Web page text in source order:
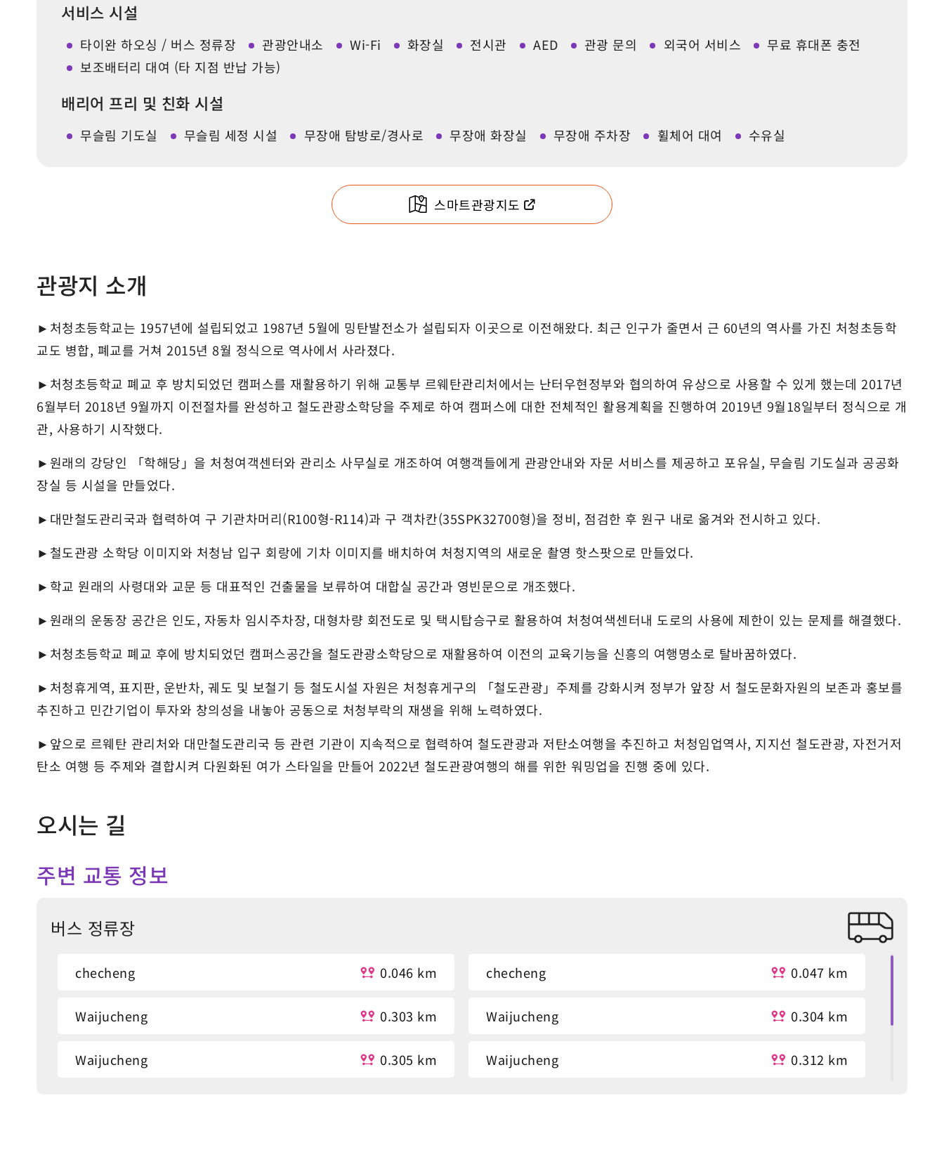
서비스 시설
타이완 하오싱 / 버스 정류장 관광안내소 Wi-Fi 화장실 전시관 AED 관광 문의 외국어 서비스
무료 휴대폰 충전
보조배터리 대여 (타 지점 반납 가능)
배리어 프리 및 친화 시설
무슬림 기도실 무슬림 세정 시설 무장애 탐방로/경사로 무장애 화장실 무장애 주차장 휠체어 대여 수유실
스마트관광지도
관광지 소개
► 처청초등학교는 1957년에 설립되었고 1987년 5월에 밍탄발전소가 설립되자 이곳으로 이전해왔다. 최근 인구가 줄면서 근 60년의 역사를 가진 처청초등학
교도 병합, 폐교를 거쳐 2015년 8월 정식으로 역사에서 사라졌다.
►처청초등학교 폐교 후 방치되었던 캠퍼스를 재활용하기 위해 교통부 르웨탄관리처에서는 난터우현정부와 협의하여 유상으로 사용할 수 있게 했는데 2017년
6월부터 2018년 9월까지 이전절차를 완성하고 철도관광소학당을 주제로 하여 캠퍼스에 대한 전체적인 활용계획을 진행하여 2019년 9월18일부터 정식으로 개
관, 사용하기 시작했다.
►원래의 강당인 「학해당」을 처청여객센터와 관리소 사무실로 개조하여 여행객들에게 관광안내와 자문 서비스를 제공하고 포유실, 무슬림 기도실과 공공화
장실 등 시설을 만들었다.
►대만철도관리국과 협력하여 구 기관차머리(R100형-R114)과 구 객차칸(35SPK32700형)을 정비, 점검한 후 원구 내로 옮겨와 전시하고 있다.
►철도관광 소학당 이미지와 처청남 입구 회랑에 기차 이미지를 배치하여 처청지역의 새로운 촬영 핫스팟으로 만들었다.
►학교 원래의 사령대와 교문 등 대표적인 건출물을 보류하여 대합실 공간과 영빈문으로 개조했다.
►원래의 운동장 공간은 인도, 자동차 임시주차장, 대형차량 회전도로 및 택시탑승구로 활용하여 처청여색센터내 도로의 사용에 제한이 있는 문제를 해결했다.
►처청초등학교 폐교 후에 방치되었던 캠퍼스공간을 철도관광소학당으로 재활용하여 이전의 교육기능을 신흥의 여행명소로 탈바꿈하였다.
►처청휴게역, 표지판, 운반차, 궤도 및 보철기 등 철도시설 자원은 처청휴게구의 「철도관광」주제를 강화시켜 정부가 앞장 서 철도문화자원의 보존과 홍보를
추진하고 민간기업이 투자와 창의성을 내놓아 공동으로 처청부락의 재생을 위해 노력하였다.
►앞으로 르웨탄 관리처와 대만철도관리국 등 관련 기관이 지속적으로 협력하여 철도관광과 저탄소여행을 추진하고 처청임업역사, 지지선 철도관광, 자전거저
탄소 여행 등 주제와 결합시켜 다원화된 여가 스타일을 만들어 2022년 철도관광여행의 해를 위한 워밍업을 진행 중에 있다.
오시는 길
주변 교통 정보
버스 정류장
checheng 0.046 km checheng 0.047 km
Waijucheng 0.303 km Waijucheng 0.304 km
Waijucheng 0.305 km Waijucheng 0.312 km